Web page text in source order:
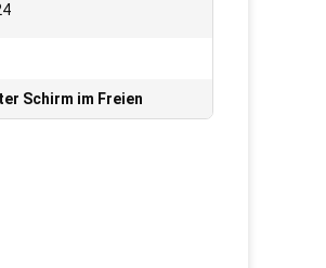
Schirm im Freien